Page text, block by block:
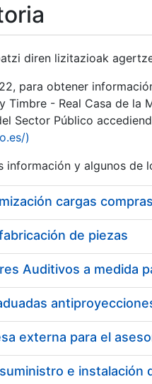
diren lizitazioak
para obtener
Timbre - Real Casa de
Sector Público
)
información y algunos de
cargas
de piezas
e